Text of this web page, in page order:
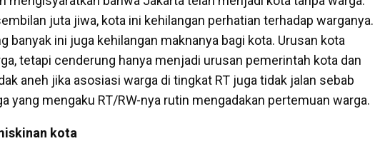
juta jiwa, kota ini kehilangan perhatian terhadap warganya.
banyak ini juga kehilangan maknanya bagi kota. Urusan kota
tetapi cenderung hanya menjadi urusan pemerintah kota dan
aneh jika asosiasi warga di tingkat RT juga tidak jalan sebab
yang mengaku RT/RW-nya rutin mengadakan pertemuan warga.
kota